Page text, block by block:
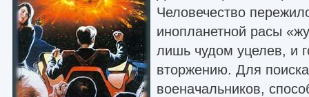
Человечество
инопланетной расы
лишь чудом уцелев, и
вторжению. Для
военачальников,